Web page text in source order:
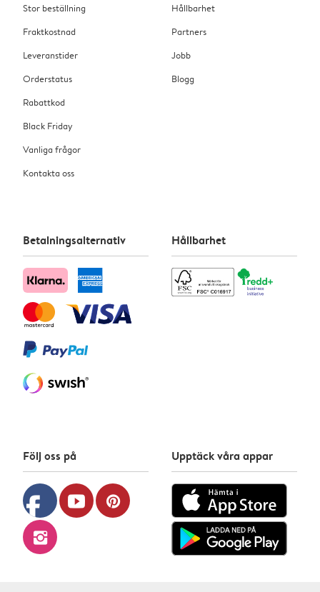
Stor beställning
Fraktkostnad
Leveranstider
Orderstatus
Rabattkod
Black Friday
Vanliga frågor
Kontakta oss
Hållbarhet
Partners
Jobb
Blogg
Betalningsalternativ Hållbarhet
Följ oss på
facebook youtube pinterest
instagram
Upptäck våra appar